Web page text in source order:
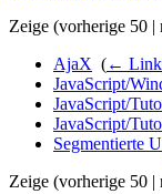
Zeige (vorherige 50 |
AjaX (←
JavaScript/
JavaScript/
JavaScript/
Segmentierte
Zeige (vorherige 50 |